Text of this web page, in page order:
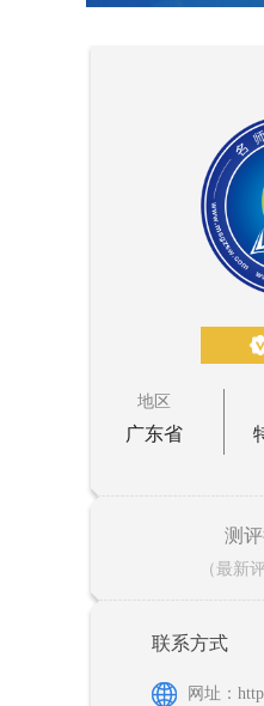
地区
广东省
测
（最新
联系方式
网址：